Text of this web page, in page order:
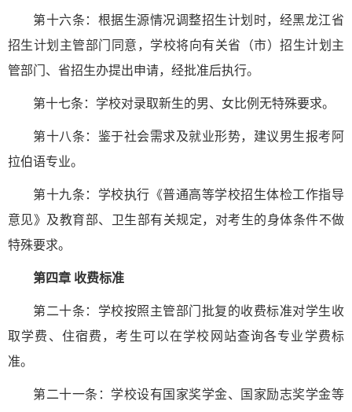
第十六条：根据生源情况调整招生计划时，经黑龙江省
招生计划主管部门同意，学校将向有关省（市）招生计划主
管部门、省招生办提出申请，经批准后执行。
第十七条：学校对录取新生的男、女比例无特殊要求。
第十八条：鉴于社会需求及就业形势，建议男生报考阿
拉伯语专业。
第十九条：学校执行《普通高等学校招生体检工作指导
意见》及教育部、卫生部有关规定，对考生的身体条件不做
特殊要求。
第四章 收费标准
第二十条：学校按照主管部门批复的收费标准对学生收
取学费、住宿费，考生可以在学校网站查询各专业学费标
准。
第二十一条：学校设有国家奖学金、国家励志奖学金等